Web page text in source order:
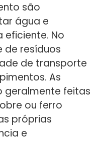
são
água e
eficiente. No
de resíduos
de transporte
As
geralmente feitas
ou ferro
próprias
e